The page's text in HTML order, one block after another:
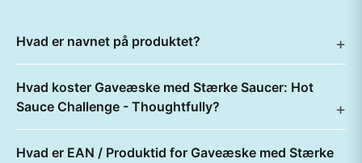
Hvad er navnet på produktet?
Hvad koster Gaveæske med Stærke Saucer: Hot
Sauce Challenge - Thoughtfully?
Hvad er EAN / Produktid for Gaveæske med Stærke